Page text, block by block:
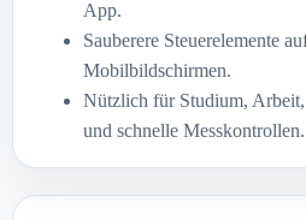
App.
Sauberere Steuerelemente
Mobilbildschirmen.
Nützlich für Studium,
und schnelle Messkontrollen.